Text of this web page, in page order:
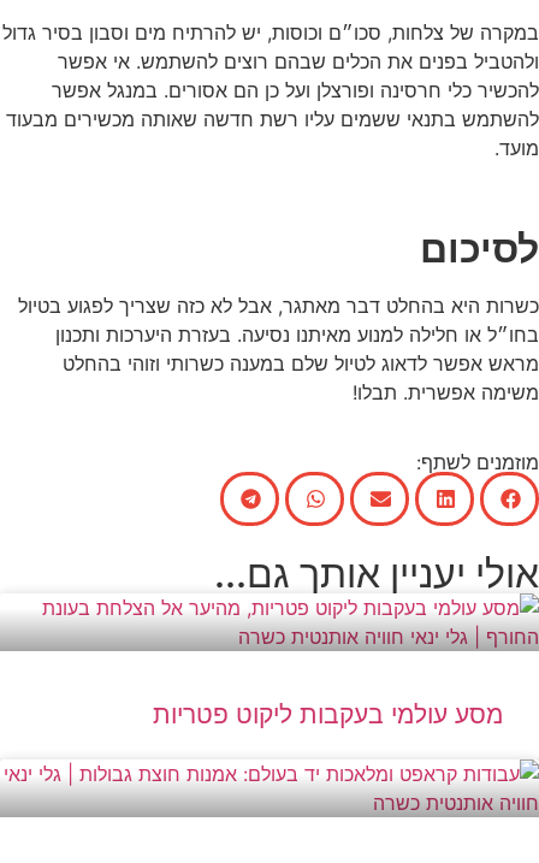
במקרה של צלחות, סכו״ם וכוסות, יש להרתיח מים וסבון בסיר גדול
ולהטביל בפנים את הכלים שבהם רוצים להשתמש. אי אפשר
להכשיר כלי חרסינה ופורצלן ועל כן הם אסורים. במנגל אפשר
להשתמש בתנאי ששמים עליו רשת חדשה שאותה מכשירים מבעוד
מועד.
לסיכום
כשרות היא בהחלט דבר מאתגר, אבל לא כזה שצריך לפגוע בטיול
בחו״ל או חלילה למנוע מאיתנו נסיעה. בעזרת היערכות ותכנון
מראש אפשר לדאוג לטיול שלם במענה כשרותי וזוהי בהחלט
משימה אפשרית. תבלו!
מוזמנים לשתף:
אולי יעניין אותך גם...
מסע עולמי בעקבות ליקוט פטריות